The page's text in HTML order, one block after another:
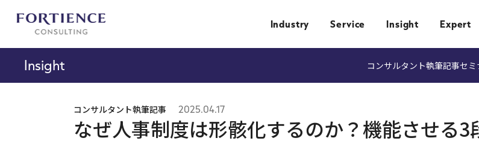
Industry Service Insight Expert
Insight コンサルタント執筆記事セミ
なぜ人事制度は形骸化するのか？機能させる
コンサルタント執筆記事
2025.04.17